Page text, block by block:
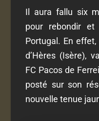
Il aura fallu six
pour rebondir
Portugal. En
d’Hères (Isère),
FC Pacos de
posté sur son
nouvelle tenue